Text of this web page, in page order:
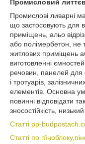
Промисловий
Промислові ливарні
що застосовують для
приміщень, альо
або полімербетон, не
житлових приміщень
виготовленні
речовин, панелей для
і тротуарів,
елементів. Основна
повинні відповідати
зносостійкість,
Статті pp-
Статті по